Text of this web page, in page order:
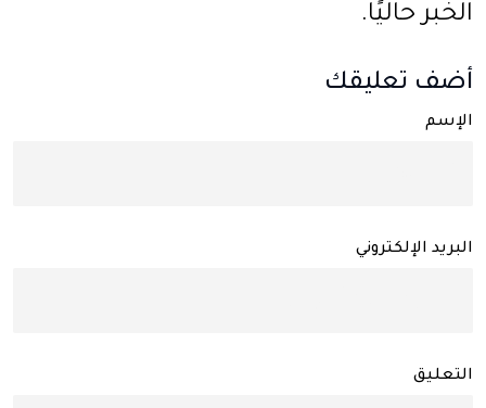
الخبر حاليًا.
أضف تعليقك
الإسم
البريد الإلكتروني
التعليق